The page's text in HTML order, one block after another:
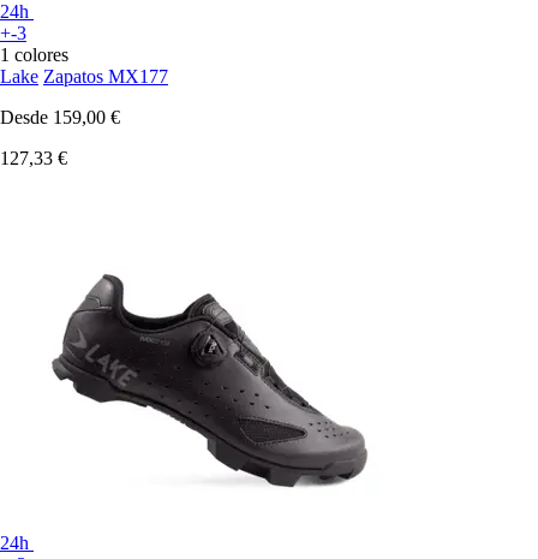
24h
+-3
1 colores
Lake Zapatos MX177
Desde 159,00 €
127,33 €
24h